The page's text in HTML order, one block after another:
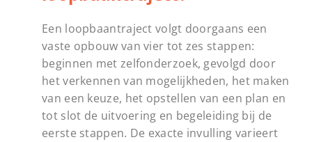
Een loopbaantraject volgt doorgaans een
vaste opbouw van vier tot zes stappen:
beginnen met zelfonderzoek, gevolgd door
het verkennen van mogelijkheden, het maken
van een keuze, het opstellen van een plan en
tot slot de uitvoering en begeleiding bij de
eerste stappen. De exacte invulling varieert